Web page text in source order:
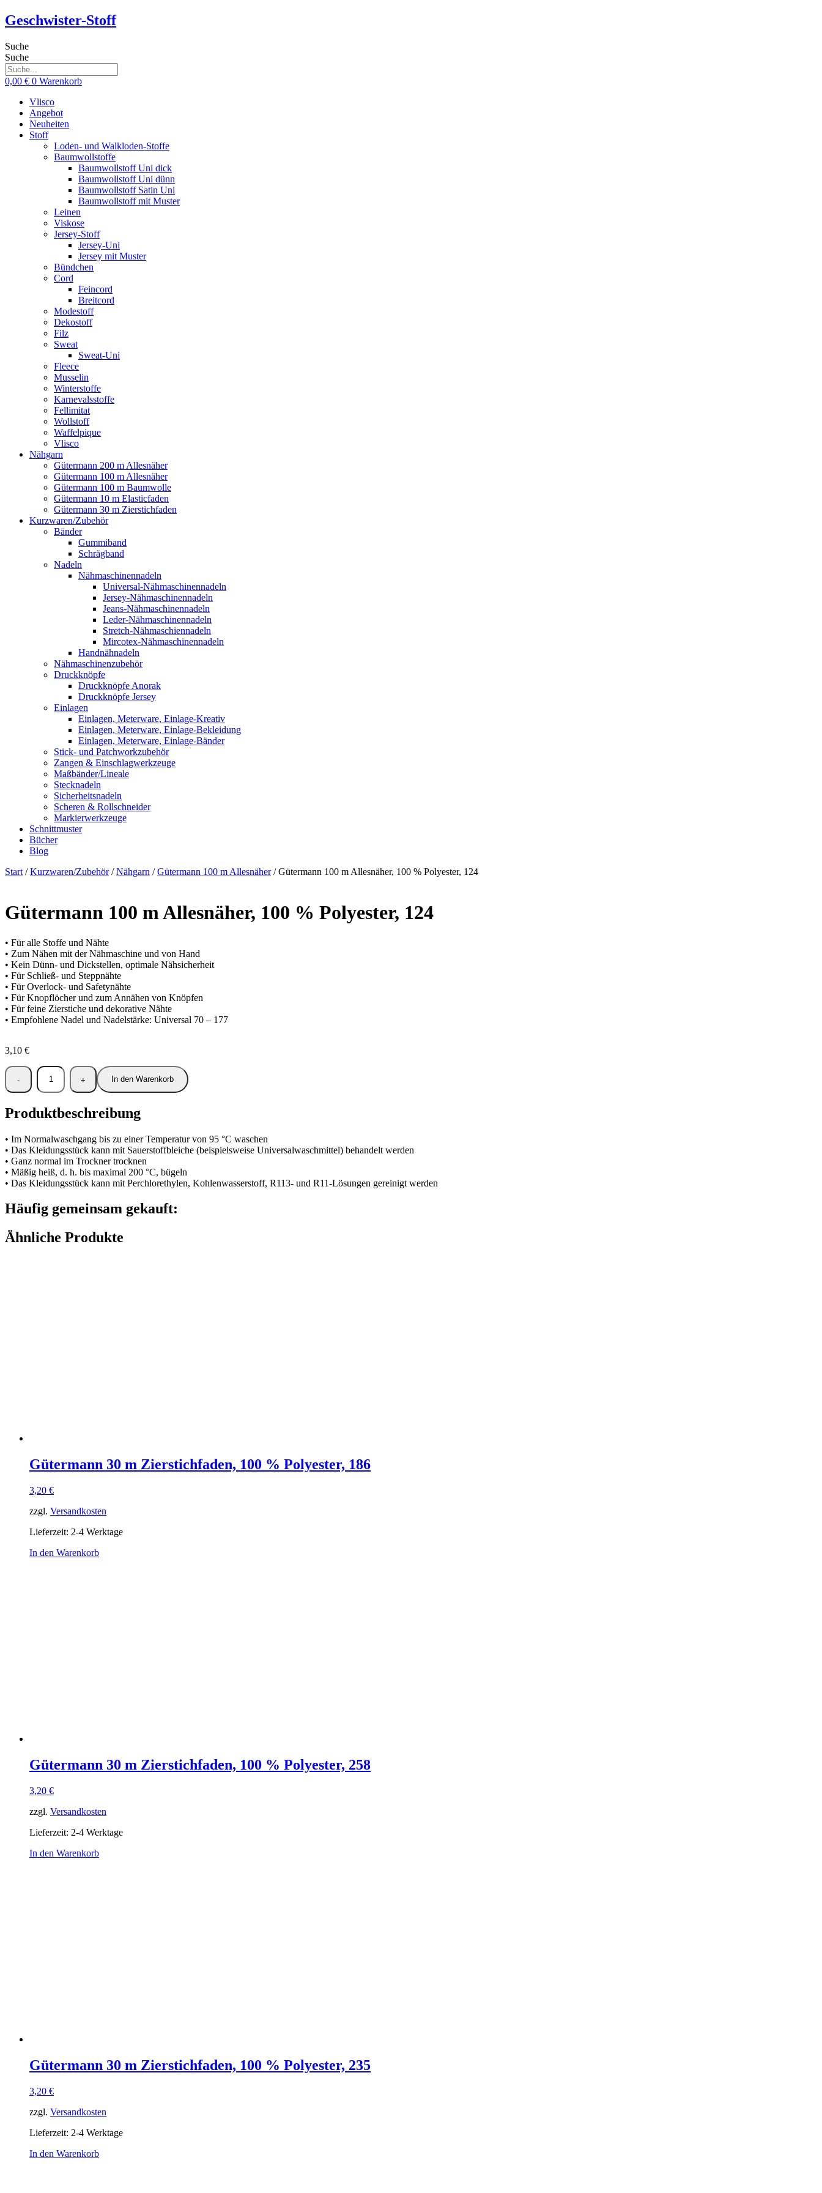
Zum
Inhalt
Geschwister-Stoff
Suche
Suche
0,00 € 0 Warenkorb
Vlisco
Angebot
Neuheiten
Stoff
Loden- und Walkloden-Stoffe
Baumwollstoffe
Baumwollstoff Uni dick
Baumwollstoff Uni dünn
Baumwollstoff Satin Uni
Baumwollstoff mit Muster
Leinen
Viskose
Jersey-Stoff
Jersey-Uni
Jersey mit Muster
Bündchen
Cord
Feincord
Breitcord
Modestoff
Dekostoff
Filz
Sweat
Sweat-Uni
Fleece
Musselin
Winterstoffe
Karnevalsstoffe
Fellimitat
Wollstoff
Waffelpique
Vlisco
Nähgarn
Gütermann 200 m Allesnäher
Gütermann 100 m Allesnäher
Gütermann 100 m Baumwolle
Gütermann 10 m Elasticfaden
Gütermann 30 m Zierstichfaden
Kurzwaren/Zubehör
Bänder
Gummiband
Schrägband
Nadeln
Nähmaschinennadeln
Universal-Nähmaschinennadeln
Jersey-Nähmaschinennadeln
Jeans-Nähmaschinennadeln
Leder-Nähmaschinennadeln
Stretch-Nähmaschiennadeln
Mircotex-Nähmaschinennadeln
Handnähnadeln
Nähmaschinenzubehör
Druckknöpfe
Druckknöpfe Anorak
Druckknöpfe Jersey
Einlagen
Einlagen, Meterware, Einlage-Kreativ
Einlagen, Meterware, Einlage-Bekleidung
Einlagen, Meterware, Einlage-Bänder
Stick- und Patchworkzubehör
Zangen & Einschlagwerkzeuge
Maßbänder/Lineale
Stecknadeln
Sicherheitsnadeln
Scheren & Rollschneider
Markierwerkzeuge
Schnittmuster
Bücher
Blog
Start /Kurzwaren/Zubehör/Nähgarn /Gütermann 100 m Allesnäher/ Gütermann 100 m Allesnäher, 100 % Polyester, 124
Gütermann 100 m Allesnäher, 100 % Polyester, 124
• Für alle Stoffe und Nähte
• Zum Nähen mit der Nähmaschine und von Hand
• Kein Dünn- und Dickstellen, optimale Nähsicherheit
• Für Schließ- und Steppnähte
• Für Overlock- und Safetynähte
• Für Knopflöcher und zum Annähen von Knöpfen
• Für feine Zierstiche und dekorative Nähte
• Empfohlene Nadel und Nadelstärke: Universal 70 – 177
3,10 €
In den Warenkorb
Produktbeschreibung
• Im Normalwaschgang bis zu einer Temperatur von 95 °C waschen
• Das Kleidungsstück kann mit Sauerstoffbleiche (beispielsweise Universalwaschmittel) behandelt werden
• Ganz normal im Trockner trocknen
• Mäßig heiß, d. h. bis maximal 200 °C, bügeln
• Das Kleidungsstück kann mit Perchlorethylen, Kohlenwasserstoff, R113- und R11-Lösungen gereinigt werden
Häufig gemeinsam gekauft:
Ähnliche Produkte
Gütermann 30 m Zierstichfaden, 100 % Polyester, 186
3,20 €
zzgl. Versandkosten
Lieferzeit: 2-4 Werktage
In den Warenkorb
Gütermann 30 m Zierstichfaden, 100 % Polyester, 258
3,20 €
zzgl. Versandkosten
Lieferzeit: 2-4 Werktage
In den Warenkorb
Gütermann 30 m Zierstichfaden, 100 % Polyester, 235
3,20 €
zzgl. Versandkosten
Lieferzeit: 2-4 Werktage
In den Warenkorb